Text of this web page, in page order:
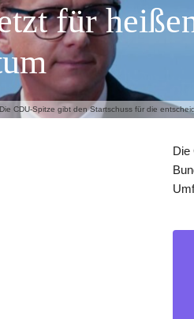
Die CDU-Spitze gibt den Startschuss für die
für
Die